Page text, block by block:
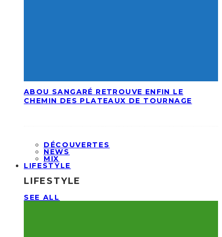
ABOU SANGARÉ RETROUVE ENFIN LE
CHEMIN DES PLATEAUX DE TOURNAGE
DÉCOUVERTES
NEWS
MIX
LIFESTYLE
LIFESTYLE
SEE ALL